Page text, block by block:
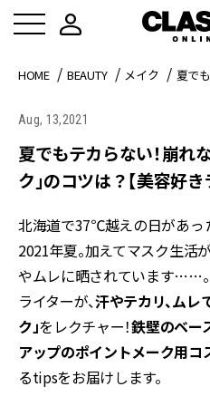
HOME BEAUTY メイク 夏で
Aug, 13,2021
夏でもテカらない！崩れ
ク」のコツは？【美容好
北海道で37℃越えの日があっ
2021年夏。加えてマスク生活
やムレに晒されています……
ライターが、汗やテカリ、ムレ
ク」をレクチャー！鉄壁のベー
アップのポイントメーク用コ
るtipsをお届けします。